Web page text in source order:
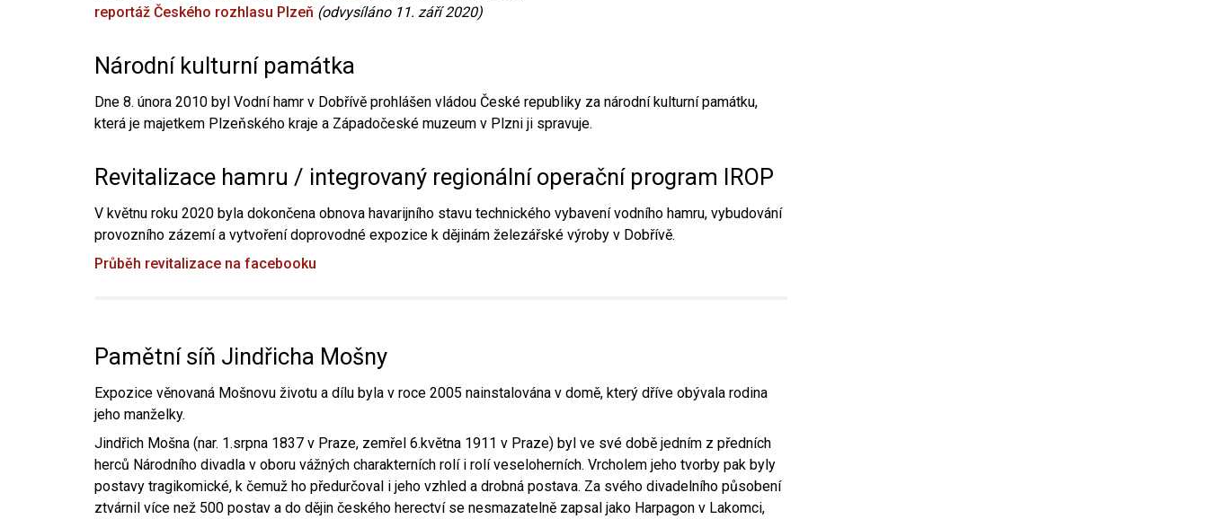
reportáž Českého rozhlasu Plzeň (odvysíláno 11. září 2020)
Národní kulturní památka
Dne 8. února 2010 byl Vodní hamr v Dobřívě prohlášen vládou České republiky za národní kulturní památku,
která je majetkem Plzeňského kraje a Západočeské muzeum v Plzni ji spravuje.
Revitalizace hamru / integrovaný regionální operační program IROP
V květnu roku 2020 byla dokončena obnova havarijního stavu technického vybavení vodního hamru, vybudování
provozního zázemí a vytvoření doprovodné expozice k dějinám železářské výroby v Dobřívě.
Průběh revitalizace na facebooku
Pamětní síň Jindřicha Mošny
Expozice věnovaná Mošnovu životu a dílu byla v roce 2005 nainstalována v domě, který dříve obývala rodina
jeho manželky.
Jindřich Mošna (nar. 1.srpna 1837 v Praze, zemřel 6.května 1911 v Praze) byl ve své době jedním z předních
herců Národního divadla v oboru vážných charakterních rolí i rolí veseloherních. Vrcholem jeho tvorby pak byly
postavy tragikomické, k čemuž ho předurčoval i jeho vzhled a drobná postava. Za svého divadelního působení
ztvárnil více než 500 postav a do dějin českého herectví se nesmazatelně zapsal jako Harpagon v Lakomci,